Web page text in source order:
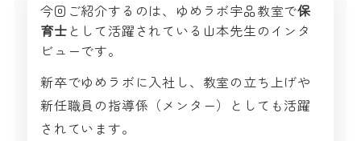
今回ご紹介するのは、ゆめラボ宇品教室で保
育士 として活躍されている山本先生のインタ
ビューです。
新卒でゆめラボに入社し、教室の立ち上げや
新任職員の指導係（メンター）としても活躍
されています。